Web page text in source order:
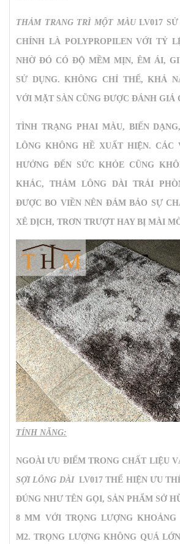
THẢM TRANG TRÌ MỘT MÀULV017
CHÍNH LÀ POLYPROPILEN VỚI TỶ
NHỜ ĐÓ CÓ ĐỘ MỀM MỊN, ÊM ÁI,
SỬ DỤNG. KHÔNG CHỈ THẾ, KHẢ
VỚI MẶT SÀN CŨNG ĐƯỢC ĐÁNH GIÁ
TÌNH TRẠNG PHAI MÀU, BIẾN
LÔNG KHÔNG HỀ XUẤT HIỆN. CÁC
HƯỞNG ĐẾN SỨC KHỎE CŨNG
KHÁC, THẢM LÔNG DÀI TRẢI
ĐƯỢC BO VIỀN NÊN ĐẢM BẢO SỰ
XÊ DỊCH, TRƠN TRƯỢT HAY BỊ MÀI
TÍNH NĂNG:
NGOÀI ƯU ĐIỂM TRONG CHẤT LIỆU
SỢI LÔNG DÀI LV017 THỂ HIỆN ƯU
ĐÚNG NHƯ TÊN GỌI, SẢN PHẨM SỞ
8 MM VỚI TRỌNG LƯỢNG KHOẢNG
M2. TRỌNG LƯỢNG KHÔNG QUÁ